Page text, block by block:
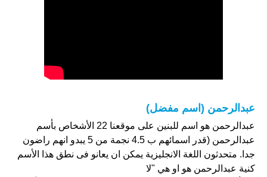
عبدالرحمن (اسم مفضل)
عبدالرحمن هو اسم للبنين على موقعنا 22 الأشخاص بأسم
عبدالرحمن (قدر اسمائهم ب 4.5 نجمة من 5 يبدو انهم راضون
جدا. متحدثون اللغة الانجليزية يمكن ان يعانو فى نطق هذا الأسم
كنية عبدالرحمن هو او هي "لا